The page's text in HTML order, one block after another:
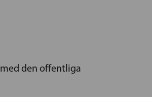
den offentliga